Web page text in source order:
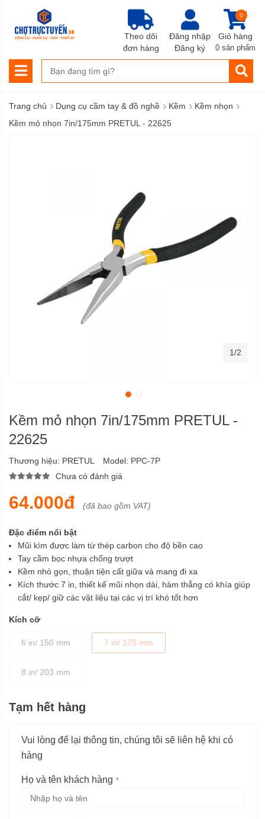
Đăng nhập
Đăng ký
Giỏ hàng
0
0 sản phẩm
Theo dõi
đơn hàng
Trang chủ › Dụng cụ cầm tay & đồ nghề › Kềm › Kềm nhọn ›
Kềm mỏ nhọn 7in/175mm PRETUL - 22625
Kềm mỏ nhọn 7in/175mm PRETUL -
22625
Thương hiệu: PRETUL Model: PPC-7P
Chưa có đánh giá
64.000đ (đã bao gồm VAT)
Đặc điểm nổi bật
Mũi kìm được làm từ thép carbon cho độ bền cao
Tay cầm bọc nhựa chống trượt
Kềm nhỏ gọn, thuận tiện cất giữa và mang đi xa
Kích thước 7 in, thiết kế mũi nhọn dài, hàm thẳng có khía giúp
cắt/ kẹp/ giữ các vật liệu tại các vị trí khó tốt hơn
Kích cỡ
6 in/ 150 mm 7 in/ 175 mm
8 in/ 203 mm
Tạm hết hàng
Vui lòng để lại thông tin, chúng tôi sẽ liên hệ khi có
hàng
Họ và tên khách hàng
1/2